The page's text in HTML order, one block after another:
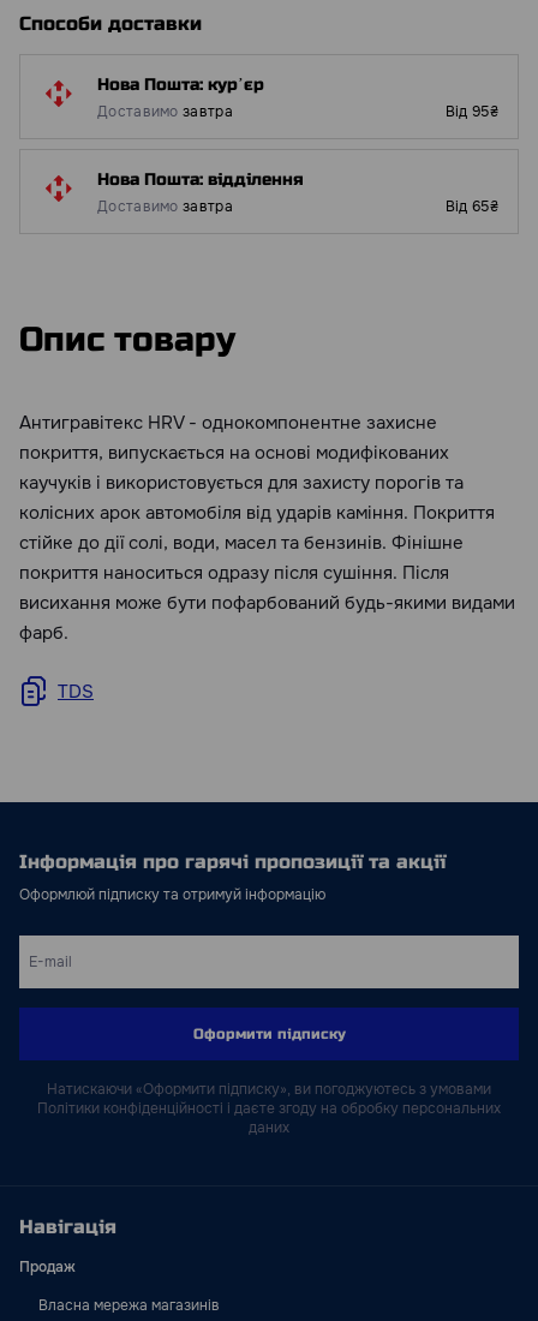
Способи доставки
Нова Пошта: курʼєр
Доставимо завтра Від 95₴
Нова Пошта: відділення
Доставимо завтра Від 65₴
Опис товару
Антигравітекс HRV - однокомпонентне захисне
покриття, випускається на основі модифікованих
каучуків і використовується для захисту порогів та
колісних арок автомобіля від ударів каміння. Покриття
стійке до дії солі, води, масел та бензинів. Фінішне
покриття наноситься одразу після сушіння. Після
висихання може бути пофарбований будь-якими видами
фарб.
TDS
Інформація про гарячі пропозиції та акції
Оформлюй підписку та отримуй інформацію
Оформити підписку
Натискаючи «Оформити підписку», ви погоджуютесь з умовами
Політики конфіденційності і даєте згоду на обробку персональних
даних
Навігація
Продаж
Власна мережа магазинів